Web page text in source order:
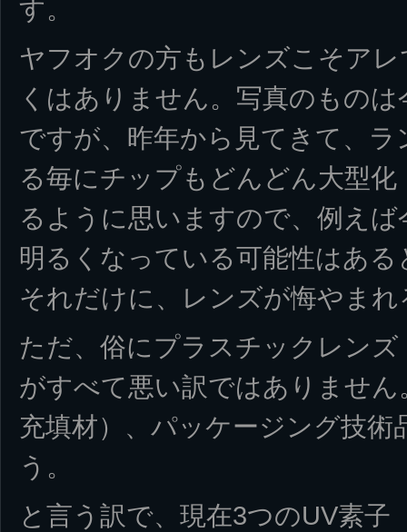
す。
ヤフオクの方もレンズこそア
くはありません。写真のもの
ですが、昨年から見てきて、
る毎にチップもどんどん大型
るように思いますので、例え
明るくなっている可能性はある
それだけに、レンズが悔やまれ
ただ、俗にプラスチックレン
がすべて悪い訳ではありませ
充填材）、パッケージング技術
う。
と言う訳で、現在3つのUV素